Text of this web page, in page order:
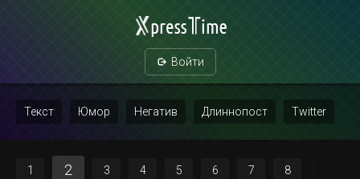
Войти
Текст Юмор Негатив Длиннопост Twitter
1 2 3 4 5 6 7 8